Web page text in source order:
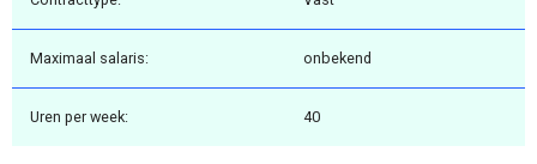
Maximaal salaris: onbekend
Uren per week: 40